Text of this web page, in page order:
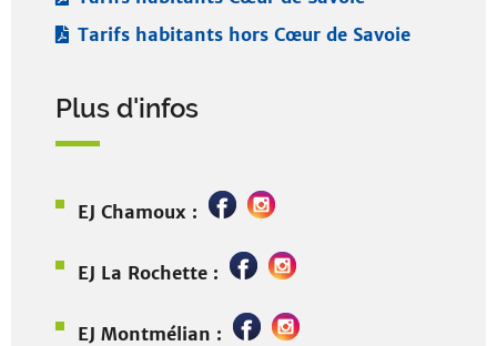
Tarifs habitants hors Cœur de Savoie
Plus d'infos
EJ Chamoux :
EJ La Rochette :
EJ Montmélian :